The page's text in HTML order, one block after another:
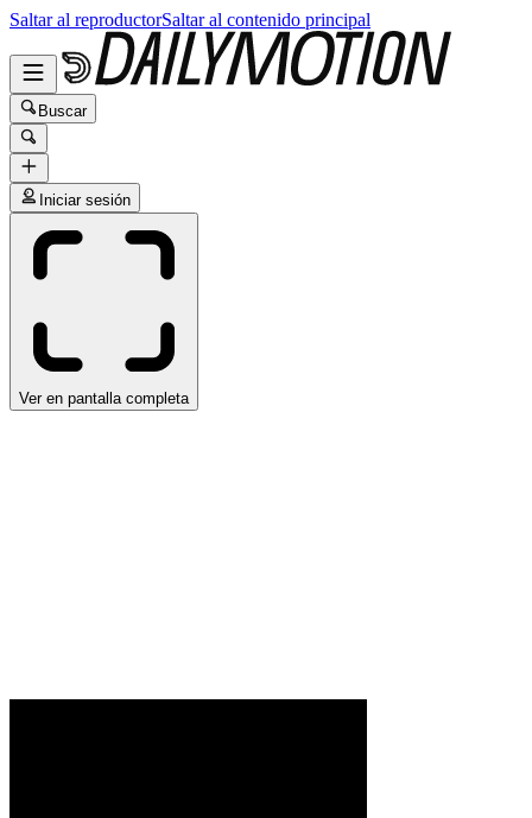
Saltar al reproductorSaltar al contenido principal
Buscar
Iniciar sesión
Ver en pantalla completa